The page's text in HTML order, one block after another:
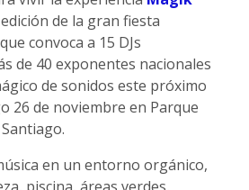
de la gran fiesta
convoca a 15 DJs
de 40 exponentes nacionales
de sonidos este próximo
26 de noviembre en Parque
en un entorno orgánico,